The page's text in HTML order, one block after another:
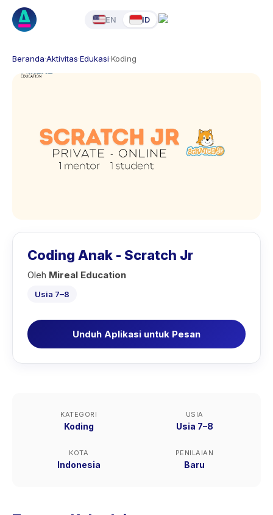
EN ID
Beranda·Aktivitas·Edukasi·Koding
Coding Anak - Scratch Jr
Oleh Mireal Education
Usia 7–8
Unduh Aplikasi untuk Pesan
KATEGORI
Koding
USIA
Usia 7–8
KOTA
Indonesia
PENILAIAN
Baru